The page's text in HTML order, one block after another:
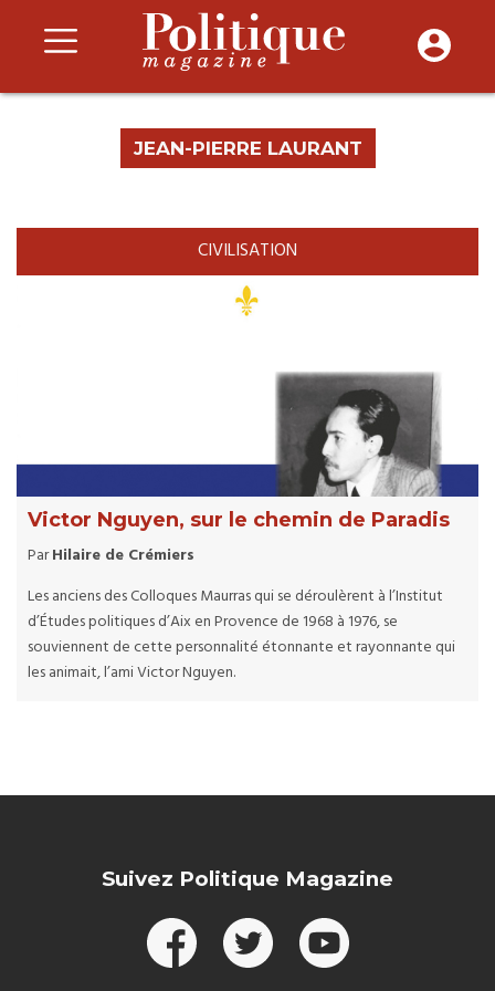
JEAN-PIERRE LAURANT
CIVILISATION
Victor Nguyen, sur le chemin de Paradis
ParHilaire de Crémiers
Les anciens des Colloques Maurras qui se déroulèrent à l’Institut
d’Études politiques d’Aix en Provence de 1968 à 1976, se
souviennent de cette personnalité étonnante et rayonnante qui
les animait, l’ami Victor Nguyen.
Suivez Politique Magazine